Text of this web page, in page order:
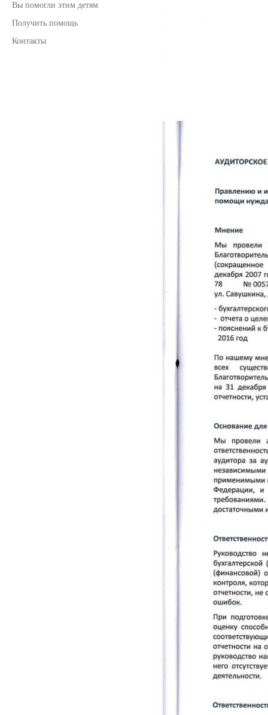
Вы помогли этим детям
Получить помощь
Контакты